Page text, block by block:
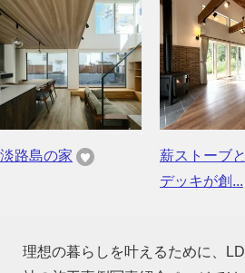
淡路島の家
薪ストーブ
デッキが創...
理想の暮らしを叶えるために、